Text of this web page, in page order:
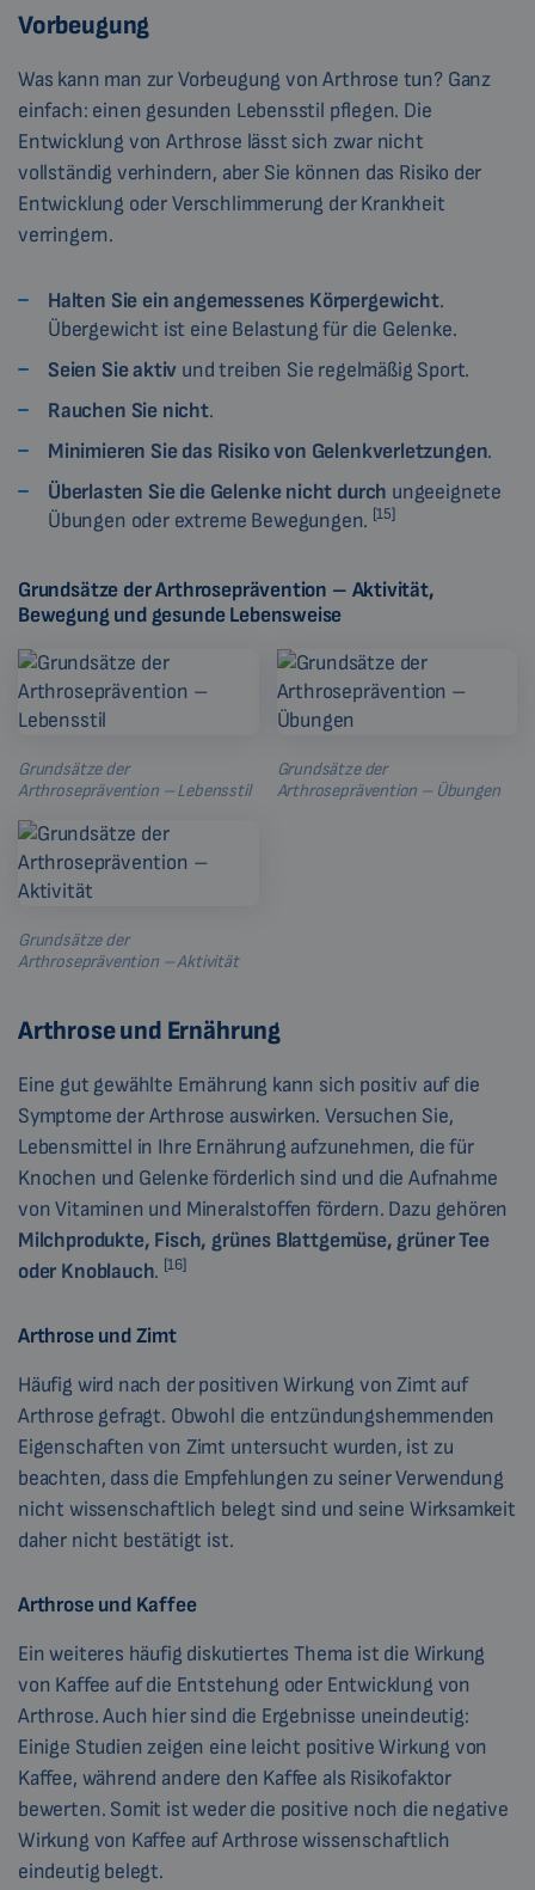
Vorbeugung
Was kann man zur Vorbeugung von Arthrose tun? Ganz
einfach: einen gesunden Lebensstil pflegen. Die
Entwicklung von Arthrose lässt sich zwar nicht
vollständig verhindern, aber Sie können das Risiko der
Entwicklung oder Verschlimmerung der Krankheit
verringern.
Halten Sie ein angemessenes Körpergewicht.
Übergewicht ist eine Belastung für die Gelenke.
Seien Sie aktiv und treiben Sie regelmäßig Sport.
Rauchen Sie nicht.
Minimieren Sie das Risiko von Gelenkverletzungen.
Überlasten Sie die Gelenke nicht durch ungeeignete
Übungen oder extreme Bewegungen. [15]
Grundsätze der Arthroseprävention – Aktivität,
Bewegung und gesunde Lebensweise
Grundsätze der
Arthroseprävention – Lebensstil
Grundsätze der
Arthroseprävention – Übungen
Grundsätze der
Arthroseprävention – Aktivität
Arthrose und Ernährung
Eine gut gewählte Ernährung kann sich positiv auf die
Symptome der Arthrose auswirken. Versuchen Sie,
Lebensmittel in Ihre Ernährung aufzunehmen, die für
Knochen und Gelenke förderlich sind und die Aufnahme
von Vitaminen und Mineralstoffen fördern. Dazu gehören
Milchprodukte, Fisch, grünes Blattgemüse, grüner Tee
oder Knoblauch. [16]
Arthrose und Zimt
Häufig wird nach der positiven Wirkung von Zimt auf
Arthrose gefragt. Obwohl die entzündungshemmenden
Eigenschaften von Zimt untersucht wurden, ist zu
beachten, dass die Empfehlungen zu seiner Verwendung
nicht wissenschaftlich belegt sind und seine Wirksamkeit
daher nicht bestätigt ist.
Arthrose und Kaffee
Ein weiteres häufig diskutiertes Thema ist die Wirkung
von Kaffee auf die Entstehung oder Entwicklung von
Arthrose. Auch hier sind die Ergebnisse uneindeutig:
Einige Studien zeigen eine leicht positive Wirkung von
Kaffee, während andere den Kaffee als Risikofaktor
bewerten. Somit ist weder die positive noch die negative
Wirkung von Kaffee auf Arthrose wissenschaftlich
eindeutig belegt.